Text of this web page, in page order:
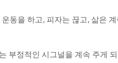
동을 하고, 피자는 끊고, 삶은
부정적인 시그널을 계속 주게